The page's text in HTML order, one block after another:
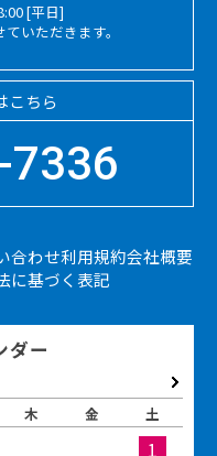
[平日]
いただきます。
こちら
合わせ利用規約会社概要
に基づく表記
ダー
木 金 土
1